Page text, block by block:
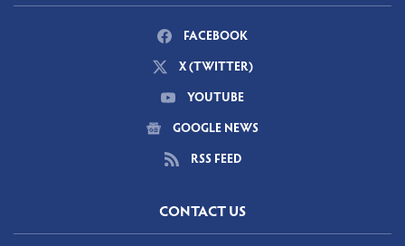
FACEBOOK
X (TWITTER)
YOUTUBE
GOOGLE NEWS
RSS FEED
CONTACT US